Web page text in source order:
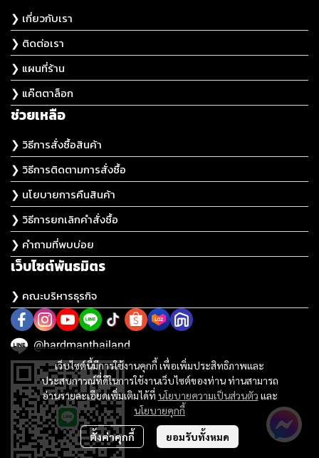
เว็บไซต์นี้มีการใช้งานคุกกี้ เพื่อเพิ่มประสิทธิภาพและ
ประสบการณ์ที่ดีในการใช้งานเว็บไซต์ของท่าน ท่านสามารถ
อ่านรายละเอียดเพิ่มเติมได้ที่ นโยบายความเป็นส่วนตัว และ
นโยบายคุกกี้
ตั้งค่าคุกกี้ ยอมรับทั้งหมด
❯ เกี่ยวกับเรา
❯ ติดต่อเรา
❯ แผนที่ร้าน
❯ แค๊ตตาล็อก
ช่วยเหลือ
❯ วิธีการสั่งซื้อสินค้า
❯ วิธีการติดตามการสั่งซื้อ
❯ นโยบายการคืนสินค้า
❯ วิธีการยกเลิกคำสั่งซื้อ
❯ คำถามที่พบบ่อย
เว็บไซต์พันธมิตร
❯ คณะบริหารธุรกิจ
@hardmanthailand